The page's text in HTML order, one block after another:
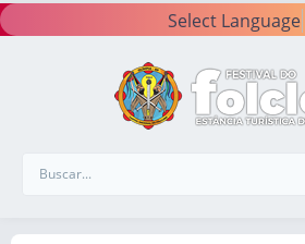
Select Language